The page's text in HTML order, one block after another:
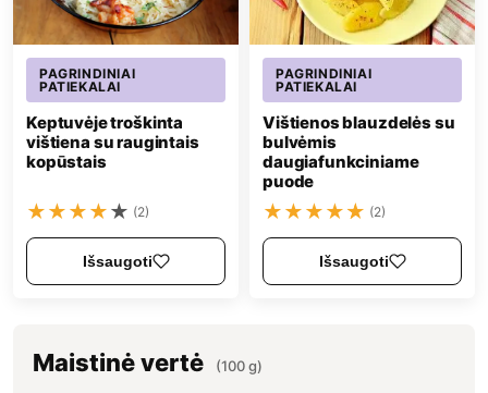
PAGRINDINIAI
PATIEKALAI
Keptuvėje troškinta
vištiena su raugintais
kopūstais
★★★★★ (2)
Išsaugoti
PAGRINDINIAI
PATIEKALAI
Vištienos blauzdelės su
bulvėmis
daugiafunkciniame
puode
★★★★★ (2)
Išsaugoti
Maistinė vertė (100 g)